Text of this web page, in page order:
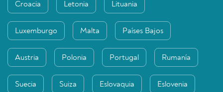
Croacia Letonia Lituania
Luxemburgo Malta Países Bajos
Austria Polonia Portugal Rumanía
Suecia Suiza Eslovaquia Eslovenia